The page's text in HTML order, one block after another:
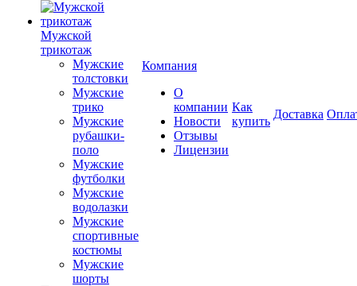
Мужской
трикотаж
Мужские
толстовки
Мужские
трико
Мужские
рубашки-
поло
Мужские
футболки
Мужские
водолазки
Мужские
спортивные
костюмы
Мужские
шорты
Компания
О
компании
Новости
Отзывы
Лицензии
Как
купить
Доставка